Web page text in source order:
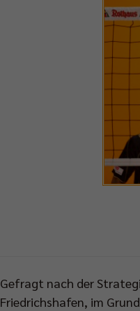
Gefragt nach der
Friedrichshafen, im